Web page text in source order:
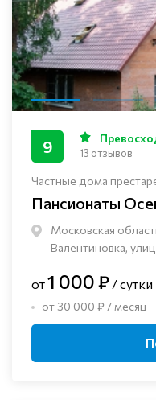
Частные дома
Пансионаты
Московская
Валентиновка,
9 13 отзывов
от1 000 ₽ / сутки
от 30 000 ₽ / месяц